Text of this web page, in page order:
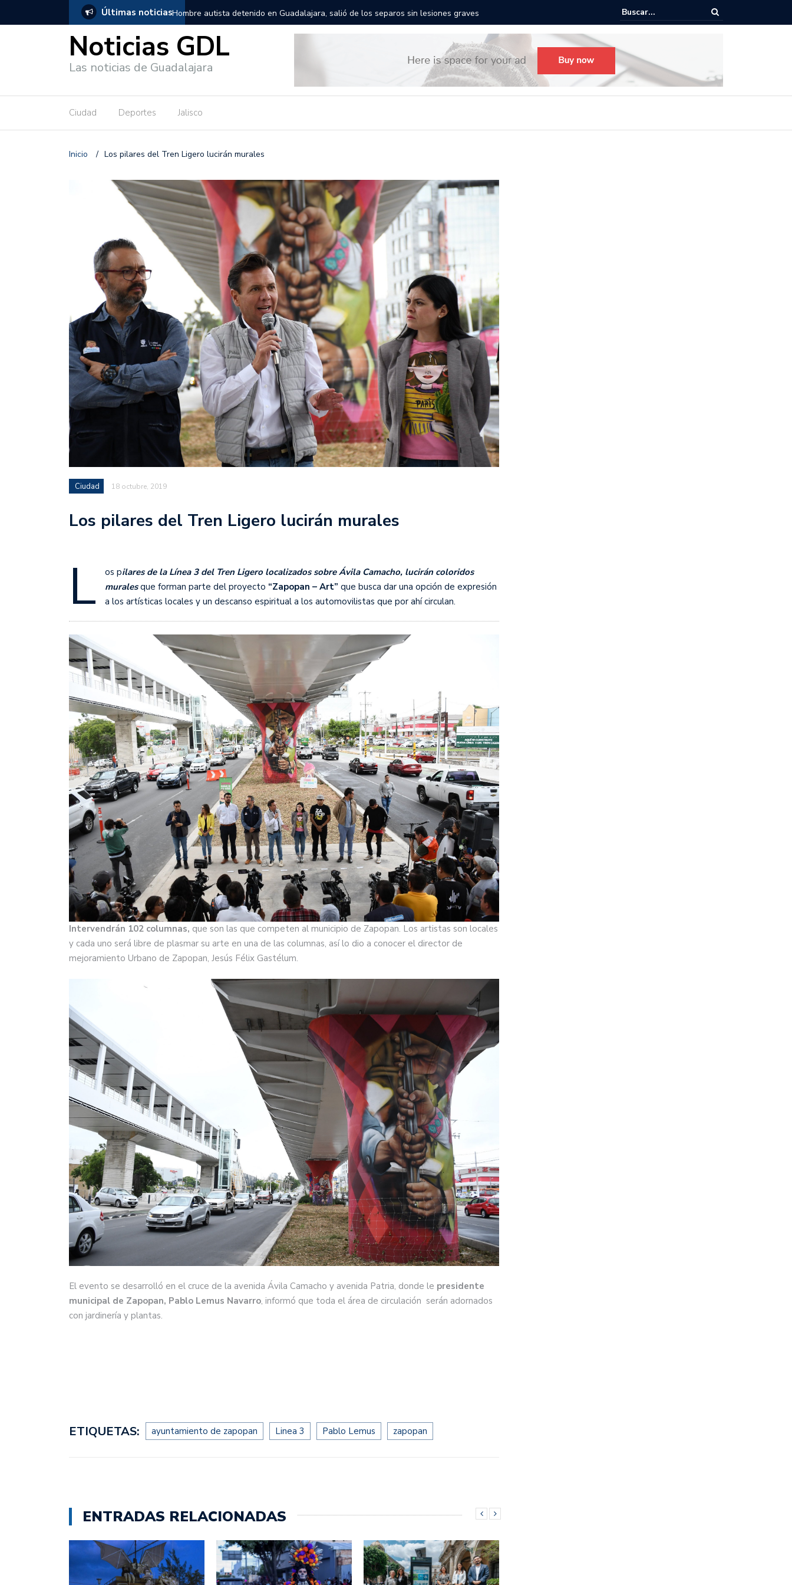
Últimas noticias
salió de los separos sin lesiones graves Títeres gigantes recorrerán las calles de Guadalajara: aparta la fecha Todo listo para el Festival Desfile Día de Muertos 2025 en Guadalajara
Noticias GDL
Las noticias de Guadalajara
Ciudad Deportes Jalisco
Inicio / Los pilares del Tren Ligero lucirán murales
Ciudad 18 octubre, 2019
Los pilares del Tren Ligero lucirán murales
L os pilares de la Línea 3 del Tren Ligero localizados sobre Ávila Camacho, lucirán coloridos
muralesque forman parte del proyecto “Zapopan – Art” que busca dar una opción de expresión
a los artísticas locales y un descanso espiritual a los automovilistas que por ahí circulan.
Intervendrán 102 columnas, que son las que competen al municipio de Zapopan. Los artistas son locales
y cada uno será libre de plasmar su arte en una de las columnas, así lo dio a conocer el director de
mejoramiento Urbano de Zapopan, Jesús Félix Gastélum.
El evento se desarrolló en el cruce de la avenida Ávila Camacho y avenida Patria, donde le presidente
municipal de Zapopan, Pablo Lemus Navarro, informó que toda el área de circulación serán adornados
con jardinería y plantas.
ETIQUETAS: ayuntamiento de zapopan Linea 3 Pablo Lemus zapopan
ENTRADAS RELACIONADAS